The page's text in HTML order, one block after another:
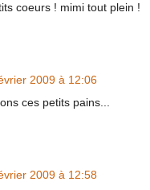
coeurs ! mimi tout plein !
2009 à 12:06
ces petits pains...
2009 à 12:58